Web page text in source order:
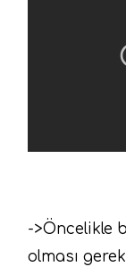
->Öncelikle
olması